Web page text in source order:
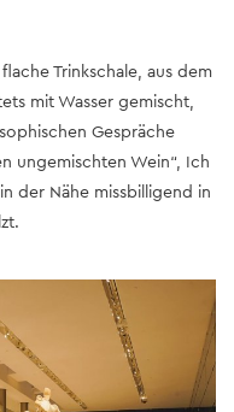
Trinkschale, aus dem
mit Wasser gemischt,
Gespräche
ungemischten Wein“, Ich
der Nähe missbilligend in